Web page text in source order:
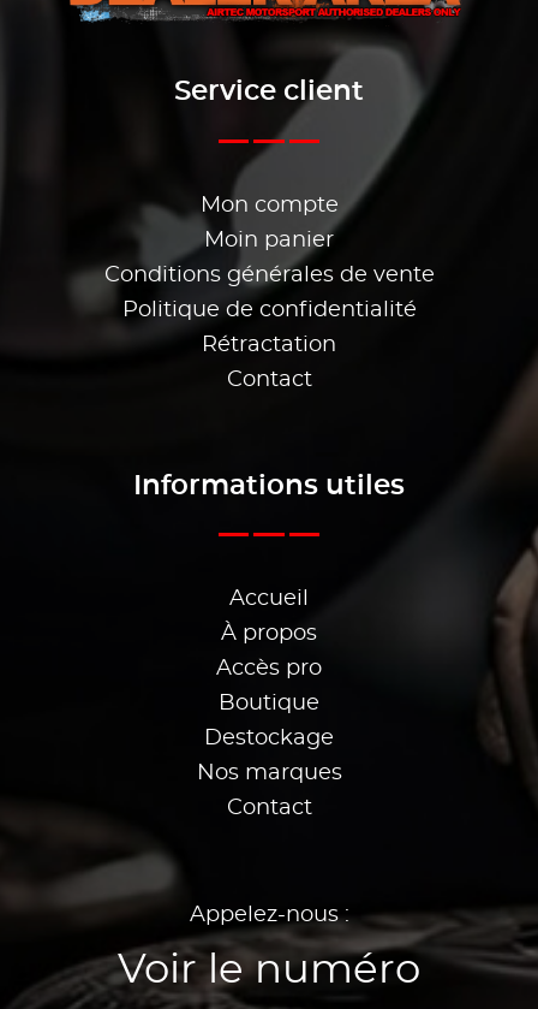
Service client
Mon compte
Moin panier
Conditions générales de vente
Politique de confidentialité
Rétractation
Contact
Informations utiles
Accueil
À propos
Accès pro
Boutique
Destockage
Nos marques
Contact
Appelez-nous :
Voir le numéro